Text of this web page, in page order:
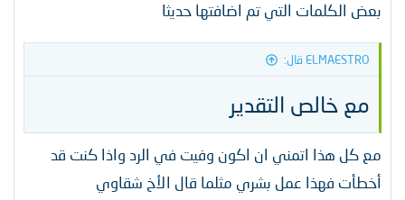
أتمنى أن أتمكن من الحصول على
إجابات شافية لجميع هذه الأسئلة، حيث
أنني أرغب في اتخاذ القرار الأفضل عند
بدء مشروع المنتدى الخاص بي. أقدر
لكم حسن تعاونكم وأتطلع إلى
الاستفادة من خبراتكم في هذا المجال.​
بعض الكلمات التي تم اضافتها حديثا
ELMAESTRO قال:
مع خالص التقدير​
مع كل هذا اتمني ان اكون وفيت في الرد واذا كنت قد
أخطأت فهذا عمل بشري مثلما قال الأخ شقاوي